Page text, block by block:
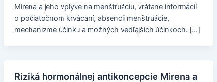
Mirena a jeho vplyve na menštruáciu, vrátane informácií
o počiatočnom krvácaní, absencii menštruácie,
mechanizme účinku a možných vedľajších účinkoch. […]
Riziká hormonálnej antikoncepcie Mirena a